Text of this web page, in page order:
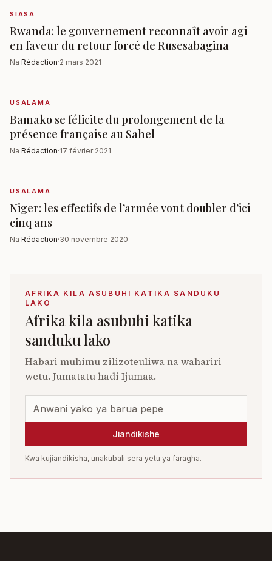
SIASA
Rwanda: le gouvernement reconnaît avoir agi
en faveur du retour forcé de Rusesabagina
Na Rédaction·2 mars 2021
USALAMA
Bamako se félicite du prolongement de la
présence française au Sahel
Na Rédaction·17 février 2021
USALAMA
Niger: les effectifs de l’armée vont doubler d’ici
cinq ans
Na Rédaction·30 novembre 2020
AFRIKA KILA ASUBUHI KATIKA SANDUKU
LAKO
Afrika kila asubuhi katika
sanduku lako
Habari muhimu zilizoteuliwa na wahariri
wetu. Jumatatu hadi Ijumaa.
Jiandikishe
Kwa kujiandikisha, unakubali sera yetu ya faragha.